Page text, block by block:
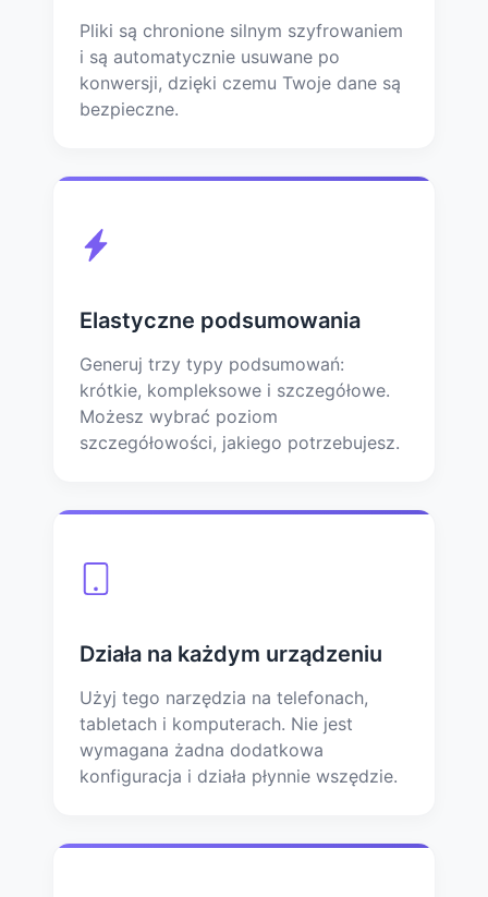
Pliki są chronione silnym szyfrowaniem
i są automatycznie usuwane po
konwersji, dzięki czemu Twoje dane są
bezpieczne.
Elastyczne podsumowania
Generuj trzy typy podsumowań:
krótkie, kompleksowe i szczegółowe.
Możesz wybrać poziom
szczegółowości, jakiego potrzebujesz.
Działa na każdym urządzeniu
Użyj tego narzędzia na telefonach,
tabletach i komputerach. Nie jest
wymagana żadna dodatkowa
konfiguracja i działa płynnie wszędzie.